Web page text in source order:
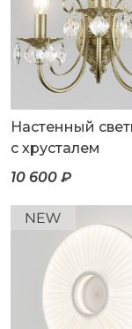
Настенный
с хрусталем
10 600 ₽